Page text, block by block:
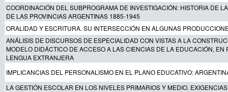
COORDINACIÓN DEL SUBPROGRAMA DE INVESTIGACIÓN: HISTORIA DE
DE LAS PROVINCIAS ARGENTINAS 1885-1945
ORALIDAD Y ESCRITURA. SU INTERSECCIÓN EN ALGUNAS
ANÁLISIS DE DISCURSOS DE ESPECIALIDAD CON VISTAS A LA
MODELO DIDÁCTICO DE ACCESO A LAS CIENCIAS DE LA EDUCACIÓN, EN
LENGUA EXTRANJERA
IMPLICANCIAS DEL PERSONALISMO EN EL PLANO EDUCATIVO:
LA GESTIÓN ESCOLAR EN LOS NIVELES PRIMARIOS Y MEDIO.